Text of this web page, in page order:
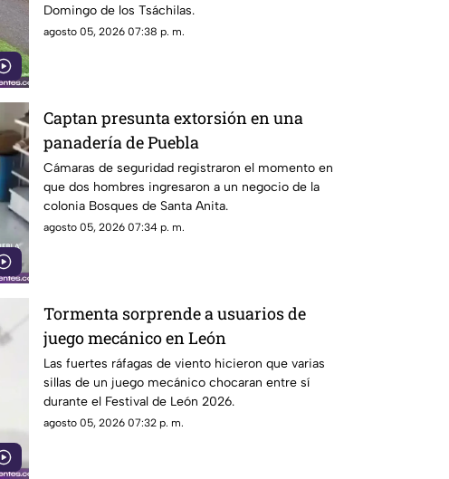
Domingo de los Tsáchilas.
agosto 05, 2026 07:38 p. m.
Captan presunta extorsión en una
panadería de Puebla
Cámaras de seguridad registraron el momento en
que dos hombres ingresaron a un negocio de la
colonia Bosques de Santa Anita.
agosto 05, 2026 07:34 p. m.
Tormenta sorprende a usuarios de
juego mecánico en León
Las fuertes ráfagas de viento hicieron que varias
sillas de un juego mecánico chocaran entre sí
durante el Festival de León 2026.
agosto 05, 2026 07:32 p. m.